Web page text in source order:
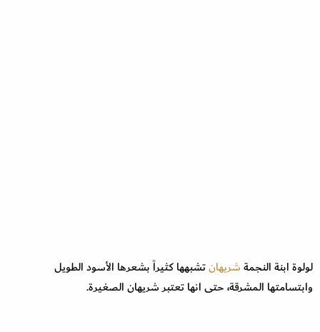
لولوة ابنة النجمةشريهانتشبهها كثيراً بشعرها الأسود الطويل
وابتسامتها المشرقة، حتى انها تعتبر شريهان الصغيرة.